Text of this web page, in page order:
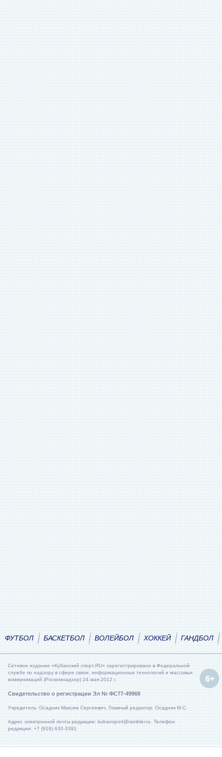
ФУТБОЛ БАСКЕТБОЛ ВОЛЕЙБОЛ ХОККЕЙ ГАНДБОЛ
Сетевое издание «Кубанский спорт.RU» зарегистрировано в Федеральной
службе по надзору в сфере связи, информационных технологий и массовых
коммуникаций (Роскомнадзор) 24 мая 2012 г.
Свидетельство о регистрации Эл № ФС77-49968
Учредитель: Осадник Максим Сергеевич. Главный редактор: Осадник М.С.
Адрес электронной почты редакции: kubansport@rambler.ru. Телефон
редакции: +7 (918) 630-3391